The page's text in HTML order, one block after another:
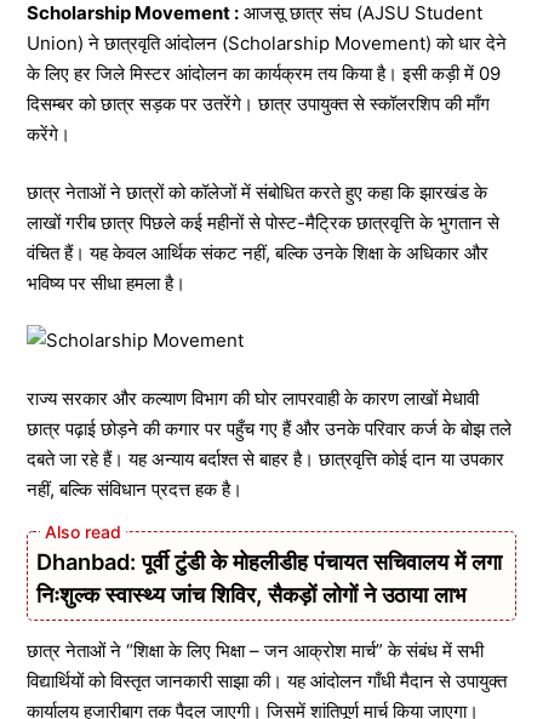
Scholarship Movement : आजसू छात्र संघ (AJSU Student
Union) ने छात्रवृति आंदोलन (Scholarship Movement) को धार देने
के लिए हर जिले मिस्टर आंदोलन का कार्यक्रम तय किया है। इसी कड़ी में 09
दिसम्बर को छात्र सड़क पर उतरेंगे। छात्र उपायुक्त से स्कॉलरशिप की माँग
करेंगे।
छात्र नेताओं ने छात्रों को कॉलेजों में संबोधित करते हुए कहा कि झारखंड के
लाखों गरीब छात्र पिछले कई महीनों से पोस्ट-मैट्रिक छात्रवृत्ति के भुगतान से
वंचित हैं। यह केवल आर्थिक संकट नहीं, बल्कि उनके शिक्षा के अधिकार और
भविष्य पर सीधा हमला है।
राज्य सरकार और कल्याण विभाग की घोर लापरवाही के कारण लाखों मेधावी
छात्र पढ़ाई छोड़ने की कगार पर पहुँच गए हैं और उनके परिवार कर्ज के बोझ तले
दबते जा रहे हैं। यह अन्याय बर्दाश्त से बाहर है। छात्रवृत्ति कोई दान या उपकार
नहीं, बल्कि संविधान प्रदत्त हक है।
Dhanbad: पूर्वी टुंडी के मोहलीडीह पंचायत सचिवालय में लगा
निःशुल्क स्वास्थ्य जांच शिविर, सैकड़ों लोगों ने उठाया लाभ
छात्र नेताओं ने “शिक्षा के लिए भिक्षा – जन आक्रोश मार्च” के संबंध में सभी
विद्यार्थियों को विस्तृत जानकारी साझा की। यह आंदोलन गाँधी मैदान से उपायुक्त
कार्यालय हजारीबाग तक पैदल जाएगी। जिसमें शांतिपूर्ण मार्च किया जाएगा।